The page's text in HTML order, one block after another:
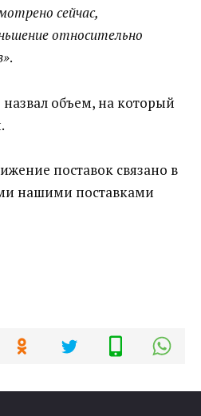
сейчас,
относительно
.
объем, на который
поставок связано в
нашими поставками